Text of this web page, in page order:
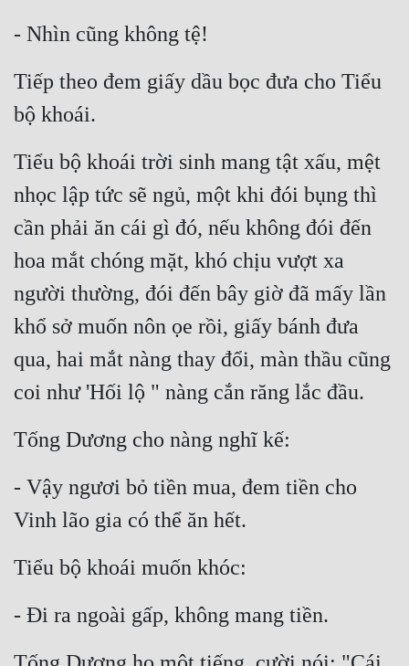
- Nhìn cũng không tệ!
Tiếp theo đem giấy dầu bọc đưa cho Tiểu
bộ khoái.
Tiểu bộ khoái trời sinh mang tật xấu, mệt
nhọc lập tức sẽ ngủ, một khi đói bụng thì
cần phải ăn cái gì đó, nếu không đói đến
hoa mắt chóng mặt, khó chịu vượt xa
người thường, đói đến bây giờ đã mấy lần
khổ sở muốn nôn ọe rồi, giấy bánh đưa
qua, hai mắt nàng thay đổi, màn thầu cũng
coi như 'Hối lộ " nàng cắn răng lắc đầu.
Tống Dương cho nàng nghĩ kế:
- Vậy ngươi bỏ tiền mua, đem tiền cho
Vinh lão gia có thể ăn hết.
Tiểu bộ khoái muốn khóc:
- Đi ra ngoài gấp, không mang tiền.